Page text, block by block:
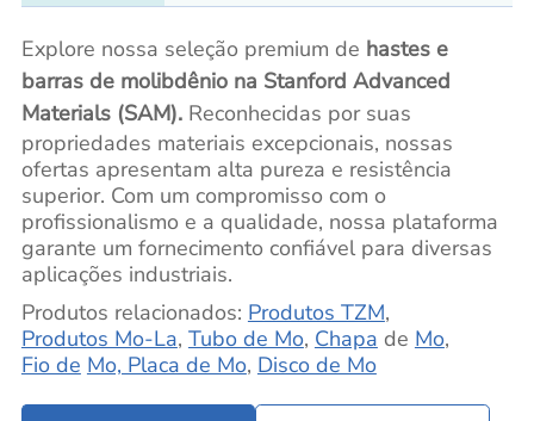
Explore nossa seleção premium de hastes e
barras de molibdênio na Stanford Advanced
Materials (SAM).Reconhecidas por suas
propriedades materiais excepcionais, nossas
ofertas apresentam alta pureza e resistência
superior. Com um compromisso com o
profissionalismo e a qualidade, nossa plataforma
garante um fornecimento confiável para diversas
aplicações industriais.
Produtos relacionados: Produtos TZM,
Produtos Mo-La, Tubo de Mo, Chapa de Mo,
Fio de Mo, Placa de Mo, Disco de Mo